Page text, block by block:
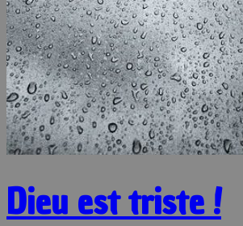
Dieu est triste !